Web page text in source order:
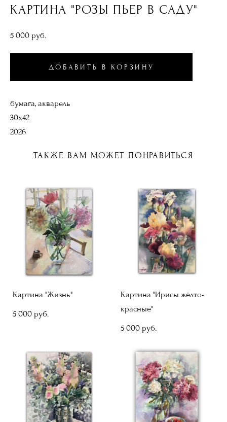
КАРТИНА "РОЗЫ ПЬЕР В САДУ"
5 000 pуб.
ДОБАВИТЬ В КОРЗИНУ
бумага, акварель
30х42
2026
ТАКЖЕ ВАМ МОЖЕТ ПОНРАВИТЬСЯ
Картина "Жизнь"
5 000 pуб.
Картина "Ирисы жёлто-
красные"
5 000 pуб.